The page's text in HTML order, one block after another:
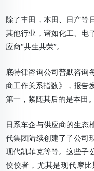
除了丰田，本田、日产等
其他行业，诸如化工、电
应商“共生共荣”。
底特律咨询公司普默咨询
商工作关系指数》，报告
第一，紧随其后的是本田。
日系车企与供应商的生态
代集团陆续创建了子公司
现代凯菲克等等。这些子
佼佼者，尤其是现代摩